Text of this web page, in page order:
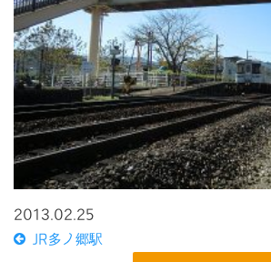
2013.02.25
JR多ノ郷駅